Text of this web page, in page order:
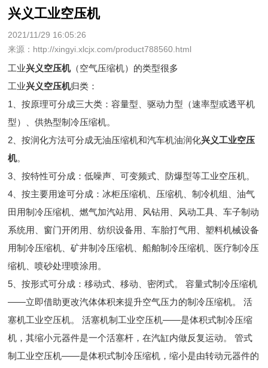
兴义工业空压机
2021/11/29 16:05:26
来源：http://xingyi.xlcjx.com/product788560.html
工业兴义空压机（空气压缩机）的类型很多
工业兴义空压机归类：
1、按原理可分成三大类：容量型、驱动力型（速率型或透平机
型）、供热型制冷压缩机。
2、按润化方法可分成无油压缩机和汽车机油润化兴义工业空压
机。
3、按特性可分成：低噪声、可变频式、防爆型等工业空压机。
4、按主要用途可分成：冰柜压缩机、压缩机、制冷机组、油气
田用制冷压缩机、燃气加汽站用、风钻用、风动工具、车子制动
系统用、窗门开闭用、纺织设备用、车胎打气用、塑料机械设备
用制冷压缩机、矿井制冷压缩机、船舶制冷压缩机、医疗制冷压
缩机、喷砂处理喷涂用。
5、按形式可分成：移动式、移动、密闭式。 容量式制冷压缩机
——立即借助更改汽体体积来提升空气压力的制冷压缩机。 活
塞机工业空压机。 活塞机制工业空压机——是体积式制冷压缩
机，其缩小元器件是一个活塞杆，在汽缸内做反复运动。 管式
制工业空压机——是体积式制冷压缩机，缩小是由转动元器件的